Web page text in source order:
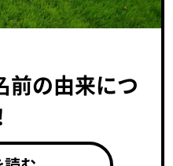
前の由来につ